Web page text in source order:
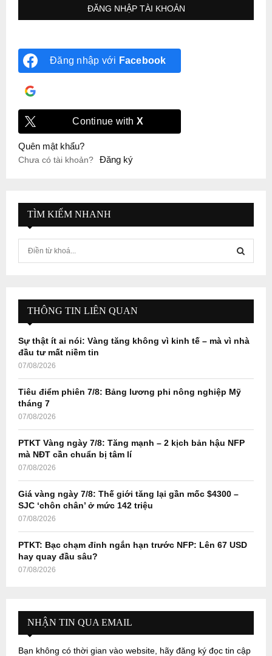
Đăng nhập với Facebook
Continue with X
Quên mật khẩu?
Chưa có tài khoản? Đăng ký
TÌM KIẾM NHANH
f
r
E
A
H
THÔNG TIN LIÊN QUAN
Sự thật ít ai nói: Vàng tăng không vì kinh tế – mà vì nhà
đầu tư mất niềm tin
07/08/2026
Tiêu điểm phiên 7/8: Bảng lương phi nông nghiệp Mỹ
tháng 7
07/08/2026
PTKT Vàng ngày 7/8: Tăng mạnh – 2 kịch bản hậu NFP
mà NĐT cần chuẩn bị tâm lí
07/08/2026
Giá vàng ngày 7/8: Thế giới tăng lại gần mốc $4300 –
SJC ‘chôn chân’ ở mức 142 triệu
07/08/2026
PTKT: Bạc chạm đỉnh ngắn hạn trước NFP: Lên 67 USD
hay quay đầu sâu?
07/08/2026
NHẬN TIN QUA EMAIL
Bạn không có thời gian vào website, hãy đăng ký đọc tin cập